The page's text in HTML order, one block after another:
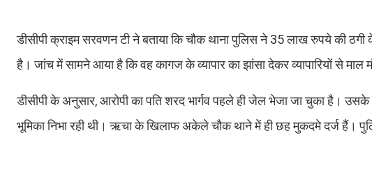
डीसीपी क्राइम सरवणन टी ने बताया कि चौक थाना पुलिस ने 35 लाख रुपये की ठगी
है। जांच में सामने आया है कि वह कागज के व्यापार का झांसा देकर व्यापारियों से माल
डीसीपी के अनुसार, आरोपी का पति शरद भार्गव पहले ही जेल भेजा जा चुका है।
भूमिका निभा रही थी। ऋचा के खिलाफ अकेले चौक थाने में ही छह मुकदमे दर्ज हैं।